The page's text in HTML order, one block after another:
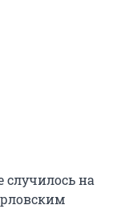
случилось на